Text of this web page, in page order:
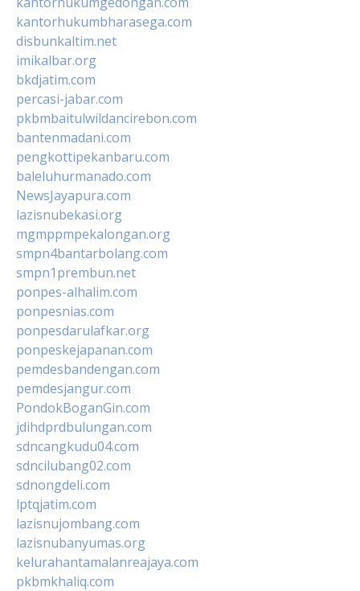
kantorhukumbharasega.com
disbunkaltim.net
imikalbar.org
bkdjatim.com
percasi-jabar.com
pkbmbaitulwildancirebon.com
bantenmadani.com
pengkottipekanbaru.com
baleluhurmanado.com
NewsJayapura.com
lazisnubekasi.org
mgmppmpekalongan.org
smpn4bantarbolang.com
smpn1prembun.net
ponpes-alhalim.com
ponpesnias.com
ponpesdarulafkar.org
ponpeskejapanan.com
pemdesbandengan.com
pemdesjangur.com
PondokBoganGin.com
jdihdprdbulungan.com
sdncangkudu04.com
sdncilubang02.com
sdnongdeli.com
lptqjatim.com
lazisnujombang.com
lazisnubanyumas.org
kelurahantamalanreajaya.com
pkbmkhaliq.com